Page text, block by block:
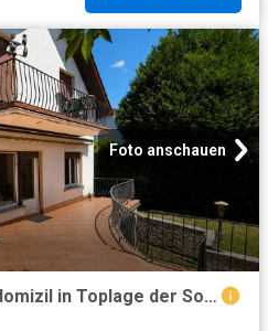
Foto anschauen
Bad Soden: Ihr Familiendomizil in Toplage der Sophienruhe